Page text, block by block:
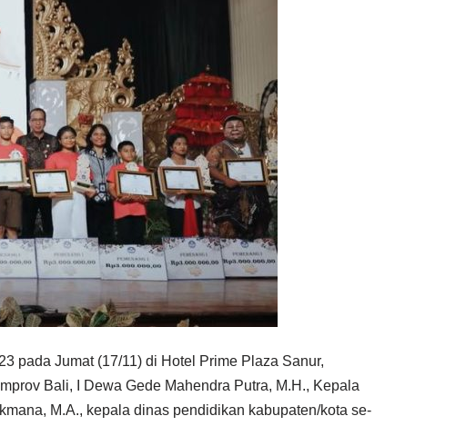
pada Jumat (17/11) di Hotel Prime Plaza Sanur,
Bali, I Dewa Gede Mahendra Putra, M.H., Kepala
M.A., kepala dinas pendidikan kabupaten/kota se-